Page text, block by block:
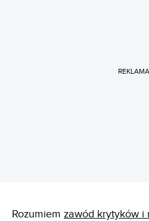
REKLAMA
Rozumiem zawód krytyków i